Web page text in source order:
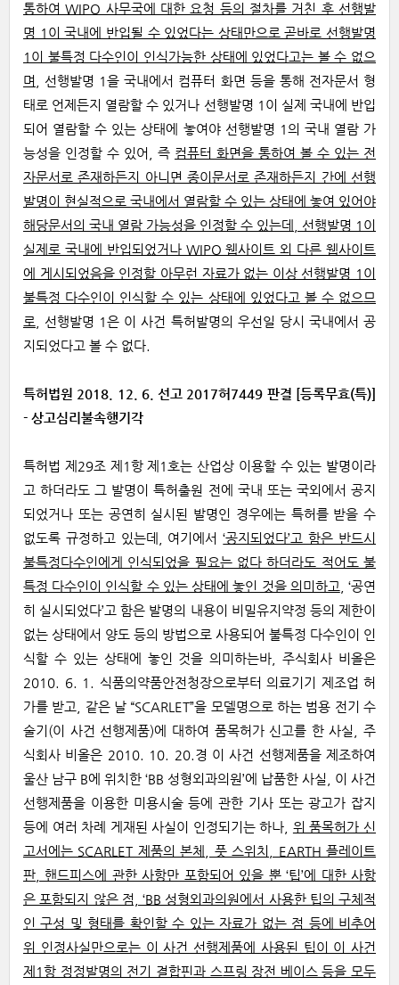
통하여 WIPO 사무국에 대한 요청 등의 절차를 거친 후 선행발
명 1이 국내에 반입될 수 있었다는 상태만으로 곧바로 선행발명
1이 불특정 다수인이 인식가능한 상태에 있었다고는 볼 수 없으
며
, 선행발명 1을 국내에서 컴퓨터 화면 등을 통해 전자문서 형
태로 언제든지 열람할 수 있거나 선행발명 1이 실제 국내에 반입
되어 열람할 수 있는 상태에 놓여야 선행발명 1의 국내 열람 가
능성을 인정할 수 있어, 즉 컴퓨터 화면을 통하여 볼 수 있는 전
자문서로 존재하든지 아니면 종이문서로 존재하든지 간에 선행
발명이 현실적으로 국내에서 열람할 수 있는 상태에 놓여 있어야
해당문서의 국내 열람 가능성을 인정할 수 있는데, 선행발명 1이
실제로 국내에 반입되었거나 WIPO 웹사이트 외 다른 웹사이트
에 게시되었음을 인정할 아무런 자료가 없는 이상 선행발명 1이
불특정 다수인이 인식할 수 있는 상태에 있었다고 볼 수 없으므
로
, 선행발명 1은 이 사건 특허발명의 우선일 당시 국내에서 공
지되었다고 볼 수 없다.
특허법원 2018. 12. 6. 선고 2017허7449 판결 [등록무효(특)]
- 상고심리불속행기각
특허법 제29조 제1항 제1호는 산업상 이용할 수 있는 발명이라
고 하더라도 그 발명이 특허출원 전에 국내 또는 국외에서 공지
되었거나 또는 공연히 실시된 발명인 경우에는 특허를 받을 수
없도록 규정하고 있는데, 여기에서‘공지되었다’고 함은 반드시
불특정다수인에게 인식되었을 필요는 없다 하더라도 적어도 불
특정 다수인이 인식할 수 있는 상태에 놓인 것을 의미하고
, ‘공연
히 실시되었다’고 함은 발명의 내용이 비밀유지약정 등의 제한이
없는 상태에서 양도 등의 방법으로 사용되어 불특정 다수인이 인
식할 수 있는 상태에 놓인 것을 의미하는바, 주식회사 비올은
2010. 6. 1. 식품의약품안전청장으로부터 의료기기 제조업 허
가를 받고, 같은 날 “SCARLET”을 모델명으로 하는 범용 전기 수
술기(이 사건 선행제품)에 대하여 품목허가 신고를 한 사실, 주
식회사 비올은 2010. 10. 20.경 이 사건 선행제품을 제조하여
울산 남구 B에 위치한 ‘BB 성형외과의원’에 납품한 사실, 이 사건
선행제품을 이용한 미용시술 등에 관한 기사 또는 광고가 잡지
등에 여러 차례 게재된 사실이 인정되기는 하나, 위 품목허가 신
고서에는 SCARLET 제품의 본체, 풋 스위치, EARTH 플레이트
판, 핸드피스에 관한 사항만 포함되어 있을 뿐 ‘팁’에 대한 사항
은 포함되지 않은 점, ‘BB 성형외과의원에서 사용한 팁의 구체적
인 구성 및 형태를 확인할 수 있는 자료가 없는 점 등에 비추어
위 인정사실만으로는 이 사건 선행제품에 사용된 팁이 이 사건
제1항 정정발명의 전기 결합핀과 스프링 장전 베이스 등을 모두